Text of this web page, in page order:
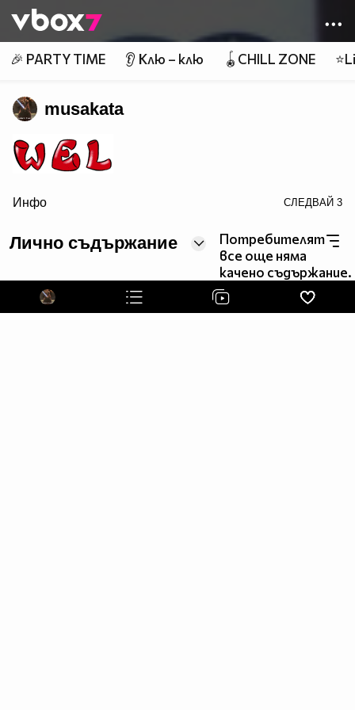
👾
🎉 PARTY TIME 👂 Клю – клю 🪀CHILL ZONE
musakata
border=0>
page counter
Инфо СЛЕДВАЙ 3
Лично съдържание
Потребителят
все още няма
качено съдържание.